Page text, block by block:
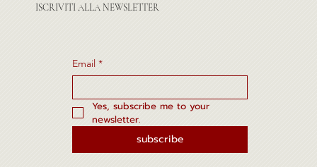
ISCRIVITI ALLA NEWSLETTER
Email *
Yes, subscribe me to your
newsletter.
subscribe